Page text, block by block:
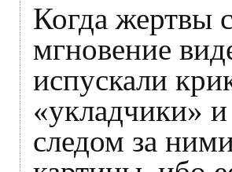
Когда жертвы
мгновение
испускали
«укладчики»
следом за